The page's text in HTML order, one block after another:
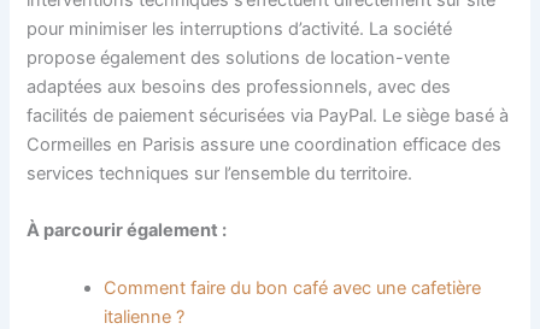
pour minimiser les interruptions d’activité. La société
propose également des solutions de location-vente
adaptées aux besoins des professionnels, avec des
facilités de paiement sécurisées via PayPal. Le siège basé à
Cormeilles en Parisis assure une coordination efficace des
services techniques sur l’ensemble du territoire.
À parcourir également :
Comment faire du bon café avec une cafetière
italienne ?